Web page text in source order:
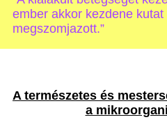
ember akkor kezdene
megszomjazott.”
A természetes és
a